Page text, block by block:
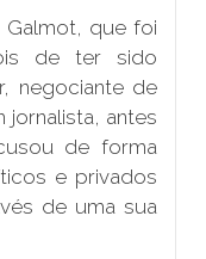
Galmot, que foi
de ter sido
negociante de
jornalista, antes
de forma
e privados
de uma sua